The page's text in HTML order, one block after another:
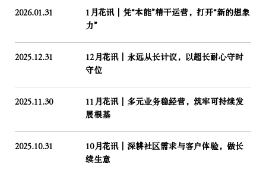
2026.01.31
1月花讯｜凭“本能”精干运营，打开“新的想象
力”
2025.12.31
12月花讯｜永远从长计议，以超长耐心守时
守位
2025.11.30
11月花讯｜多元业务稳经营，筑牢可持续发
展根基
2025.10.31
10月花讯｜深耕社区需求与客户体验，做长
续生意